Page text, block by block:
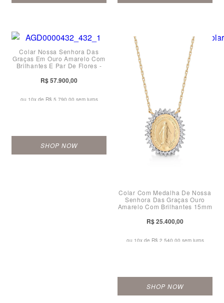
Colar Nossa Senhora Das
Graças Em Ouro Amarelo Com
Brilhantes E Par De Flores -
R$ 57.900,00
ou 10x de R$ 5.790,00 sem juros
SHOP NOW
Colar Com Medalha De Nossa
Senhora Das Graças Ouro
Amarelo Com Brilhantes 15mm
R$ 25.400,00
ou 10x de R$ 2.540,00 sem juros
SHOP NOW